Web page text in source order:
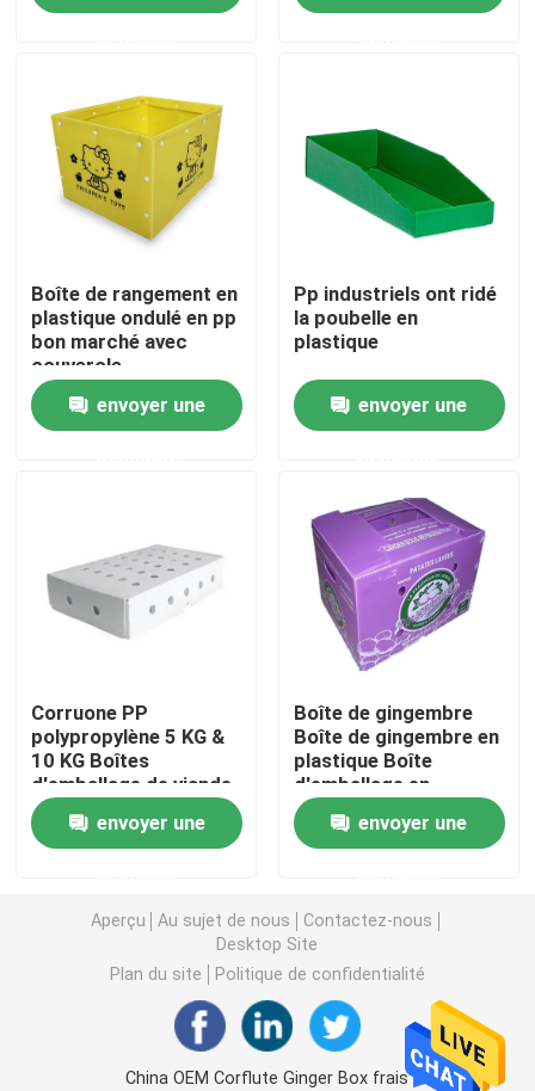
Vidéos
À propos de nous
Visite de l'usine
Contrôle de la qualité
Demandez un devis
Boîtes ondulées végétales
Garde de plastique ondulée d'arbre
Conseil de Coroplast
Feuilles en plastique ondulées réutilisées
Feuille de Corflute
Couverture en plastique ondulée
Boîtes ondulées de conditionnement en plastique
Pp ont ridé la boîte
Boîte de rangement en
plastique ondulé en pp
bon marché avec
couvercle
envoyer une
Pp industriels ont ridé
la poubelle en
plastique
envoyer une
Corruone PP
polypropylène 5 KG &
10 KG Boîtes
d'emballage de viande
congelée ou de fruits
de mer imperméables
sur mesure Boîte en
envoyer une
Boîte de gingembre
Boîte de gingembre en
plastique Boîte
d'emballage en
plastique de
gingembre frais
envoyer une
Aperçu Au sujet de nous
Contactez-nous
Desktop Site
Plan du site
Politique de confidentialité
China OEM Corflute Ginger Box frais